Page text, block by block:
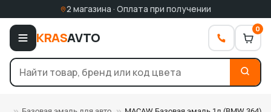
2 магазина · Оплата при получении
KRASAVTO
0